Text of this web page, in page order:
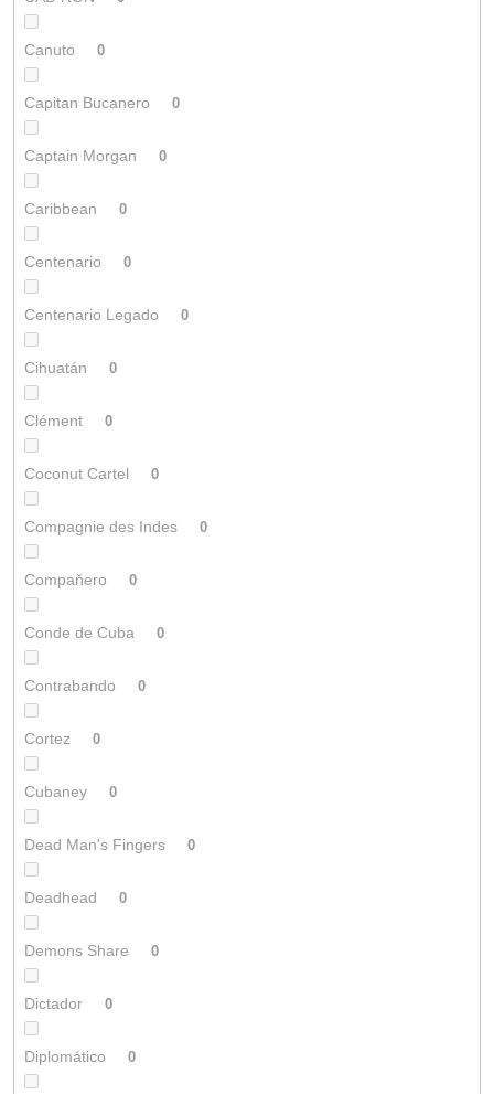
Canuto 0
Capitan Bucanero 0
Captain Morgan 0
Caribbean 0
Centenario 0
Centenario Legado 0
Cihuatán 0
Clément 0
Coconut Cartel 0
Compagnie des Indes 0
Compaňero 0
Conde de Cuba 0
Contrabando 0
Cortez 0
Cubaney 0
Dead Man's Fingers 0
Deadhead 0
Demons Share 0
Dictador 0
Diplomático 0